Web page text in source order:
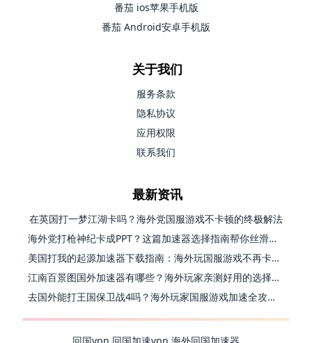
番茄 ios苹果手机版
番茄 Android安卓手机版
关于我们
服务条款
隐私协议
应用权限
联系我们
最新资讯
在英国打一梦江湖卡吗？海外党国服游戏不卡顿的终极解法
海外党打枪神纪卡成PPT？这篇加速器选择指南帮你丝滑上分
美国打我的起源加速器下载指南：海外玩国服游戏不再卡的终极方案
江南百景图国外加速器有哪些？海外玩家亲测好用的选择与避坑指南
去国外能打王国保卫战4吗？海外玩家国服游戏加速全攻略（附公主连结幻想江湖实测）